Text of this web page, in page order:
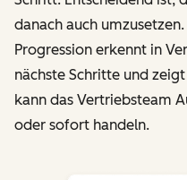
danach auch
Progression erkennt in
nächste Schritte und
kann das Vertriebsteam
oder sofort handeln.